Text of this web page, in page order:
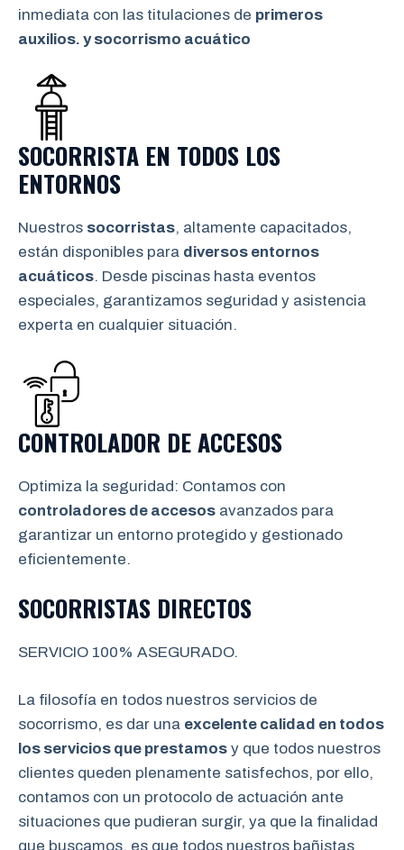
inmediata con las titulaciones de primeros
auxilios. y socorrismo acuático
SOCORRISTA EN TODOS LOS
ENTORNOS
Nuestros socorristas, altamente capacitados,
están disponibles para diversos entornos
acuáticos. Desde piscinas hasta eventos
especiales, garantizamos seguridad y asistencia
experta en cualquier situación.
CONTROLADOR DE ACCESOS
Optimiza la seguridad: Contamos con
controladores de accesos avanzados para
garantizar un entorno protegido y gestionado
eficientemente.
SOCORRISTAS DIRECTOS
SERVICIO 100% ASEGURADO.
La filosofía en todos nuestros servicios de
socorrismo, es dar una excelente calidad en todos
los servicios que prestamos y que todos nuestros
clientes queden plenamente satisfechos, por ello,
contamos con un protocolo de actuación ante
situaciones que pudieran surgir, ya que la finalidad
que buscamos, es que todos nuestros bañistas